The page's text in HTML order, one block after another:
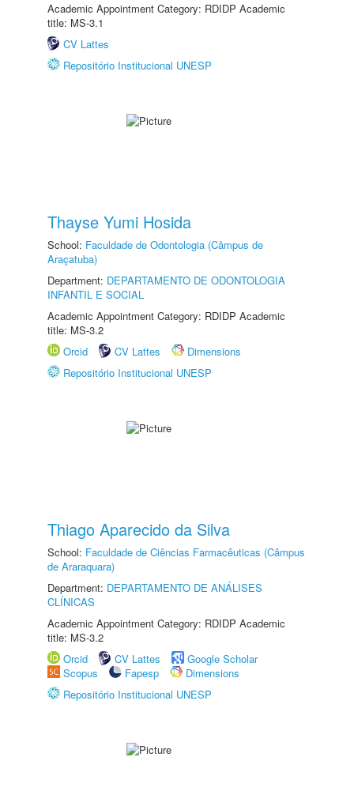
Academic Appointment Category: RDIDP Academic
title: MS-3.1
CV Lattes
Repositório Institucional UNESP
Thayse Yumi Hosida
School: Faculdade de Odontologia (Câmpus de
Araçatuba)
Department: DEPARTAMENTO DE ODONTOLOGIA
INFANTIL E SOCIAL
Academic Appointment Category: RDIDP Academic
title: MS-3.2
Orcid
CV Lattes
Dimensions
Repositório Institucional UNESP
Thiago Aparecido da Silva
School: Faculdade de Ciências Farmacêuticas (Câmpus
de Araraquara)
Department: DEPARTAMENTO DE ANÁLISES
CLÍNICAS
Academic Appointment Category: RDIDP Academic
title: MS-3.2
Orcid
CV Lattes
Google Scholar
Scopus
Fapesp
Dimensions
Repositório Institucional UNESP